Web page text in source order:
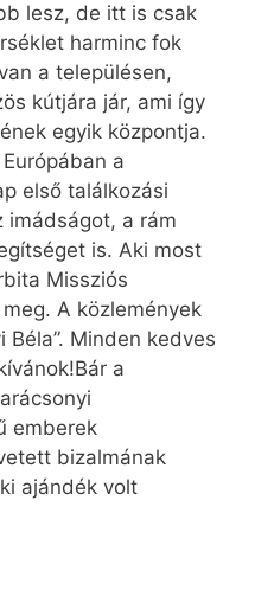
lesz, de itt is csak
harminc fok
a településen,
kútjára jár, ami így
egyik központja.
a
első találkozási
imádságot, a rám
is. Aki most
Missziós
A közlemények
Béla”. Minden kedves
a
emberek
bizalmának
ajándék volt